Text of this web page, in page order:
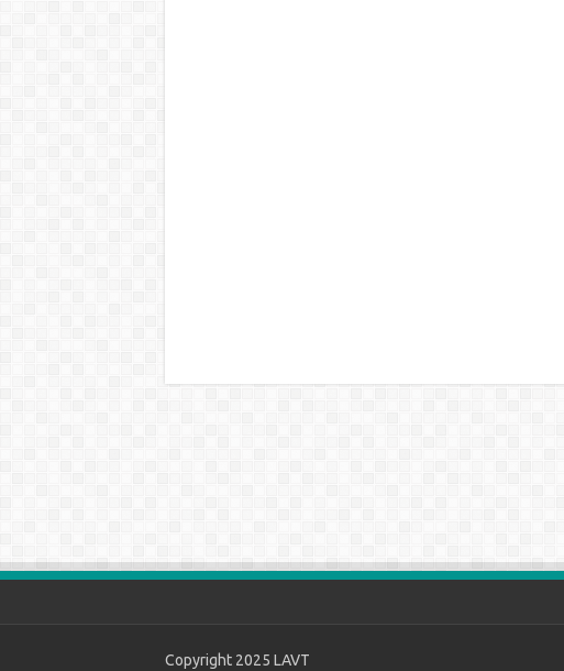
Copyright 2025 LAVT